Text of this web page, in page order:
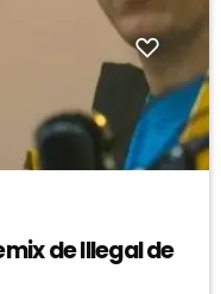
de Illegal de